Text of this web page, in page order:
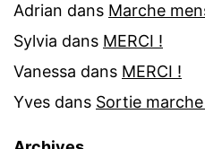
Adrian dans Marche
Sylvia dans MERCI !
Vanessa dans MERCI !
Yves dans Sortie